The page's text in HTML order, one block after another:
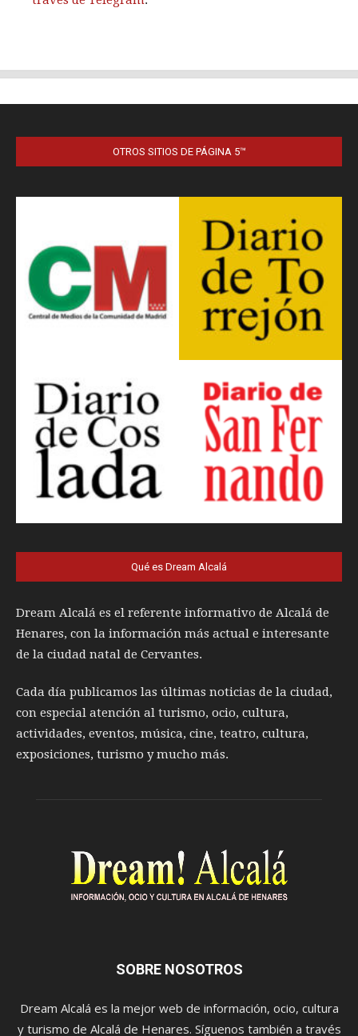
OTROS SITIOS DE PÁGINA 5™
Qué es Dream Alcalá
Dream Alcalá es el referente informativo de Alcalá de
Henares, con la información más actual e interesante
de la ciudad natal de Cervantes.
Cada día publicamos las últimas noticias de la ciudad,
con especial atención al turismo, ocio, cultura,
actividades, eventos, música, cine, teatro, cultura,
exposiciones, turismo y mucho más.
SOBRE NOSOTROS
Dream Alcalá es la mejor web de información, ocio, cultura
y turismo de Alcalá de Henares. Síguenos también a través